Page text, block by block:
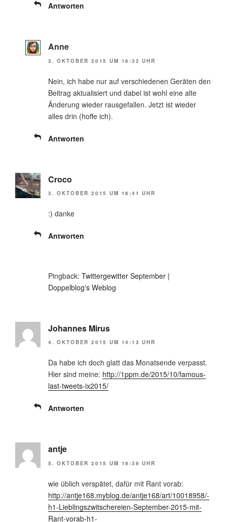
Antworten
Anne
3. OKTOBER 2015 UM 16:32 UHR
Nein, ich habe nur auf verschiedenen Geräten den
Beitrag aktualisiert und dabei ist wohl eine alte
Änderung wieder rausgefallen. Jetzt ist wieder
alles drin (hoffe ich).
Antworten
Croco
3. OKTOBER 2015 UM 16:41 UHR
:) danke
Antworten
Pingback: Twittergewitter September |
Doppelblog's Weblog
Johannes Mirus
4. OKTOBER 2015 UM 14:13 UHR
Da habe ich doch glatt das Monatsende verpasst.
Hier sind meine: http://1ppm.de/2015/10/famous-
last-tweets-ix2015/
Antworten
antje
5. OKTOBER 2015 UM 19:39 UHR
wie üblich verspätet, dafür mit Rant vorab:
http://antje168.myblog.de/antje168/art/10018958/-
h1-Lieblingszwitschereien-September-2015-mit-
Rant-vorab-h1-